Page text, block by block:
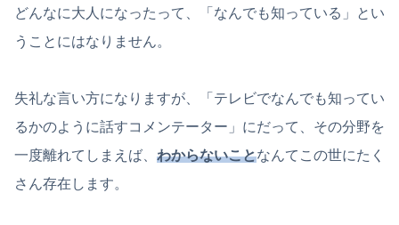
どんなに大人になったって、「なんでも知っている」とい
うことにはなりません。
失礼な言い方になりますが、「テレビでなんでも知ってい
るかのように話すコメンテーター」にだって、その分野を
一度離れてしまえば、 わからないことなんてこの世にたく
さん存在します。